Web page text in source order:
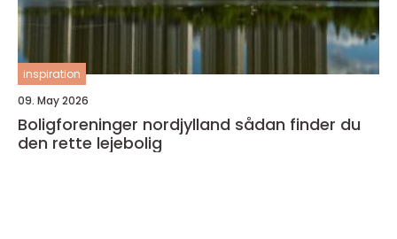
inspiration
09. May 2026
Boligforeninger nordjylland sådan finder du
den rette lejebolig